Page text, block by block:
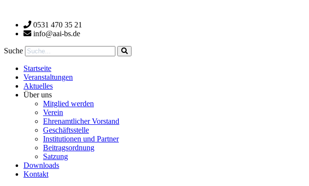
wechseln 0531 470 35 21
info@aai-bs.de
Suche
Startseite
Veranstaltungen
Aktuelles
Über uns
Mitglied werden
Verein
Ehrenamtlicher Vorstand
Geschäftsstelle
Institutionen und Partner
Beitragsordnung
Satzung
Downloads
Kontakt